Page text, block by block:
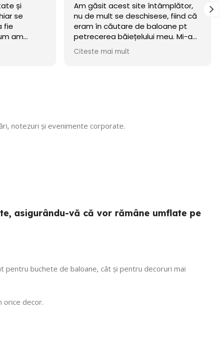
fiind că
pt
meu. Mi-am
🏆
Felicitări pentru ceea ce creați!!!
notezuri și evenimente corporate.
asigurându-vă că vor rămâne umflate pe
pentru buchete de baloane, cât și pentru decoruri mai
orice decor.